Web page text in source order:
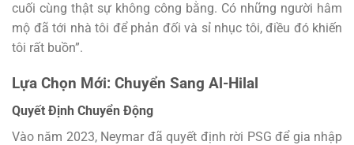
cuối cùng thật sự không công bằng. Có những người hâm
mộ đã tới nhà tôi để phản đối và sỉ nhục tôi, điều đó khiến
tôi rất buồn”.
Lựa Chọn Mới: Chuyển Sang Al-Hilal
Quyết Định Chuyển Động
Vào năm 2023, Neymar đã quyết định rời PSG để gia nhập